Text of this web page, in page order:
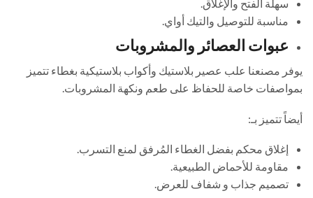
سهلة الفتح والإغلاق.
مناسبة للتوصيل والتيك أواي.
عبوات العصائر والمشروبات
يوفر مصنعنا علب عصير بلاستيك وأكواب بلاستيكية بغطاء تتميز
بمواصفات خاصة للحفاظ على طعم ونكهة المشروبات.
أيضاً تتميز بـ:
إغلاق محكم بفضل الغطاء المُرفق لمنع التسرب.
مقاومة للأحماض الطبيعية.
تصميم جذاب و شفاف للعرض.